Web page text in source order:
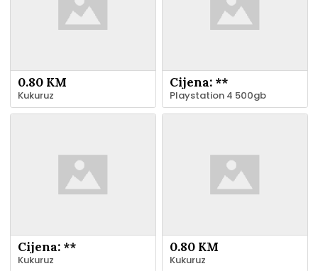
0.80 KM
Kukuruz
Cijena: **
Playstation 4 500gb
Cijena: **
Kukuruz
0.80 KM
Kukuruz